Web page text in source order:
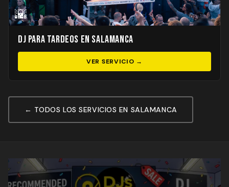
🌇
DJ para Tardeos en Salamanca
VER SERVICIO →
← TODOS LOS SERVICIOS EN SALAMANCA